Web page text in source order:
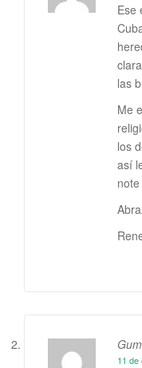
Ese
las
Me
los
así
11 de